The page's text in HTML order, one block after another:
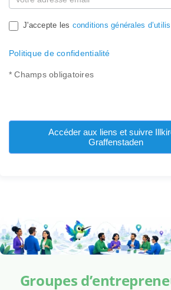
J'accepte les conditions générales
Politique de confidentialité
* Champs obligatoires
Accéder aux liens et suivre
Graffenstaden
Groupes